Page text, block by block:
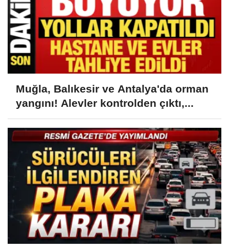
Muğla, Balıkesir ve Antalya'da orman
yangını! Alevler kontrolden çıktı,...